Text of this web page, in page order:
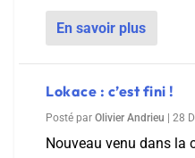
En savoir plus
Lokace : c’est fini !
Posté par Olivier Andrieu 28
Nouveau venu dans la